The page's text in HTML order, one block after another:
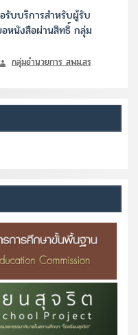
รับบริการสำหรับผู้รับ
หนังสือผ่านสิทธิ์ กลุ่ม
กลุ่มอำนวยการ สพม.สร